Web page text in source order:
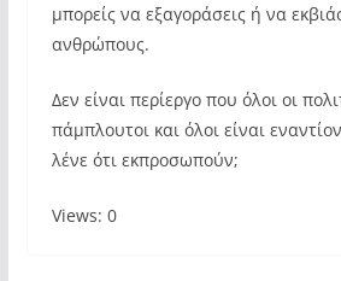
μπορείς να εξαγοράσεις ή να
ανθρώπους.
Δεν είναι περίεργο που όλοι οι
πάμπλουτοι και όλοι είναι
λένε ότι εκπροσωπούν;
Views: 0